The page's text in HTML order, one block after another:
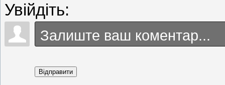
Увійдіть:
Відправити